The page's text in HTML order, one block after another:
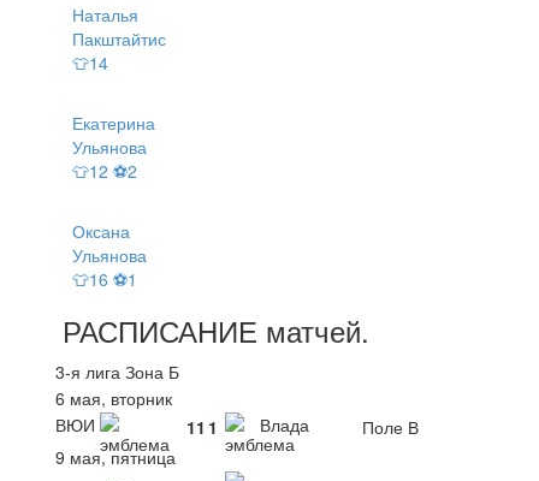
Наталья
Пакштайтис
👕14
Екатерина
Ульянова
👕12 ⚽2
Оксана
Ульянова
👕16 ⚽1
РАСПИСАНИЕ матчей.
3-я лига Зона Б
6 мая, вторник
ВЮИ
11 1 Влада
Поле В
9 мая, пятница